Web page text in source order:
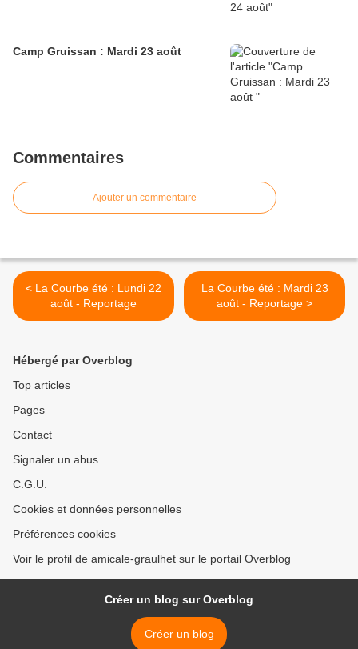
Camp Gruissan : Mardi 23 août
Commentaires
Ajouter un commentaire
< La Courbe été : Lundi 22
août - Reportage
La Courbe été : Mardi 23
août - Reportage >
Hébergé par Overblog
Top articles
Pages
Contact
Signaler un abus
C.G.U.
Cookies et données personnelles
Préférences cookies
Voir le profil de amicale-graulhet sur le portail Overblog
Créer un blog sur Overblog
Créer un blog